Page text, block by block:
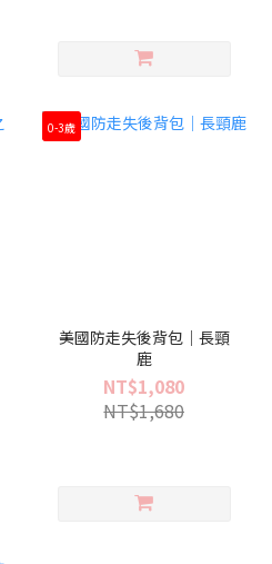
0-3歲
美國防走失後背包｜長頸
鹿
NT$1,080
NT$1,680